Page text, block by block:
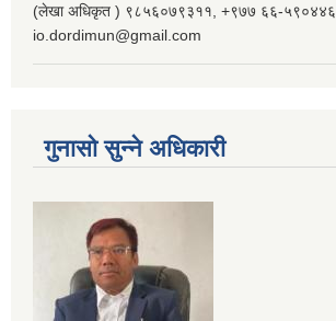
(लेखा अधिकृत ) ९८५६०७९३११, ‌‍‍+९७७ ६६-५९०४४६
io.dordimun@gmail.com
गुनासो सुन्ने अधिकारी